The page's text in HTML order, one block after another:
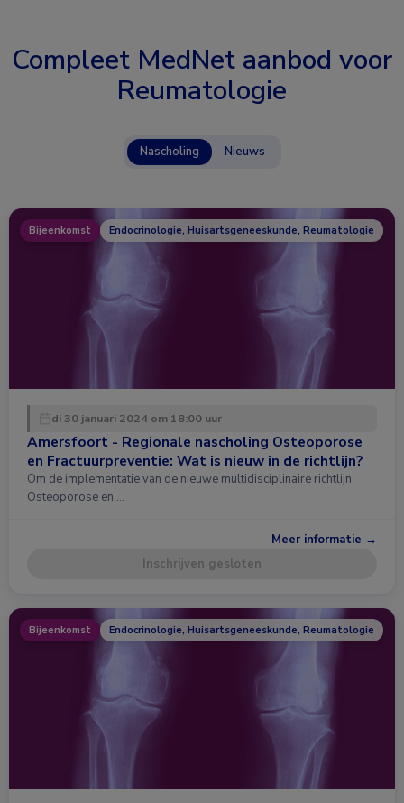
Compleet MedNet aanbod voor
Reumatologie
Nascholing Nieuws
Bijeenkomst Endocrinologie, Huisartsgeneeskunde, Reumatologie
di 30 januari 2024 om 18:00 uur
Amersfoort - Regionale nascholing Osteoporose
en Fractuurpreventie: Wat is nieuw in de richtlijn?
Om de implementatie van de nieuwe multidisciplinaire richtlijn
Osteoporose en …
Meer informatie →
Inschrijven gesloten
Bijeenkomst Endocrinologie, Huisartsgeneeskunde, Reumatologie